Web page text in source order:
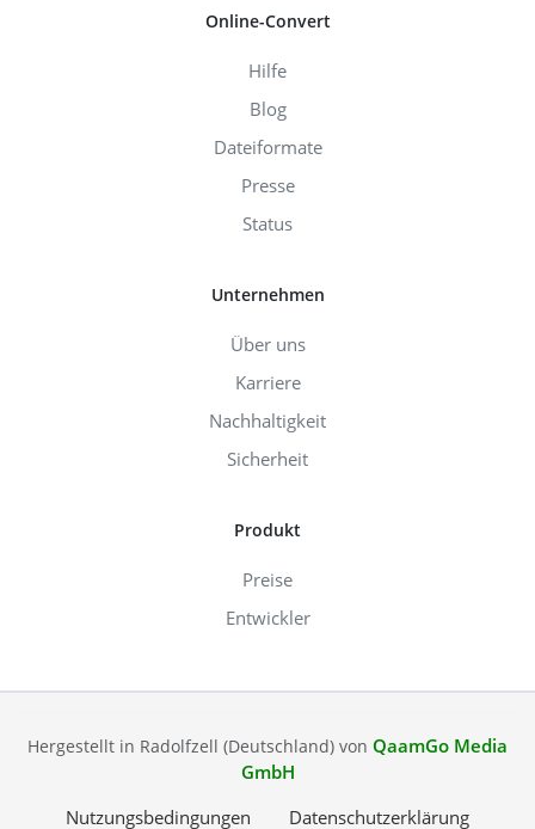
Online-Convert
Hilfe
Blog
Dateiformate
Presse
Status
Unternehmen
Über uns
Karriere
Nachhaltigkeit
Sicherheit
Produkt
Preise
Entwickler
Hergestellt in Radolfzell (Deutschland) von QaamGo Media
GmbH
Nutzungsbedingungen
Datenschutzerklärung